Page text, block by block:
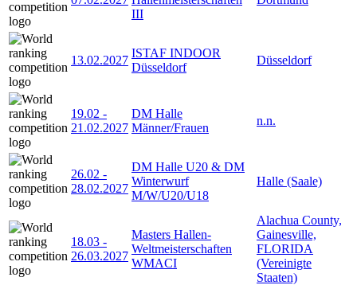
III
13.02.2027
ISTAF INDOOR
Düsseldorf
Düsseldorf
19.02 -
21.02.2027
DM Halle
Männer/Frauen
n.n.
26.02 -
28.02.2027
DM Halle U20 & DM
Winterwurf
M/W/U20/U18
Halle (Saale)
18.03 -
26.03.2027
Masters Hallen-
Weltmeisterschaften
WMACI
Alachua County,
Gainesville,
FLORIDA
(Vereinigte
Staaten)